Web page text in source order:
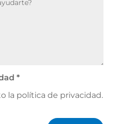
*
la política de privacidad.